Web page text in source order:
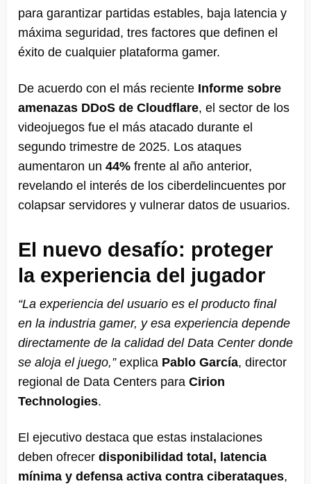
para garantizar partidas estables, baja latencia y
máxima seguridad, tres factores que definen el
éxito de cualquier plataforma gamer.
De acuerdo con el más reciente Informe sobre
amenazas DDoS de Cloudflare, el sector de los
videojuegos fue el más atacado durante el
segundo trimestre de 2025. Los ataques
aumentaron un 44% frente al año anterior,
revelando el interés de los ciberdelincuentes por
colapsar servidores y vulnerar datos de usuarios.
El nuevo desafío: proteger
la experiencia del jugador
“La experiencia del usuario es el producto final
en la industria gamer, y esa experiencia depende
directamente de la calidad del Data Center donde
se aloja el juego,”explica Pablo García, director
regional de Data Centers para Cirion
Technologies.
El ejecutivo destaca que estas instalaciones
deben ofrecer disponibilidad total, latencia
mínima y defensa activa contra ciberataques,